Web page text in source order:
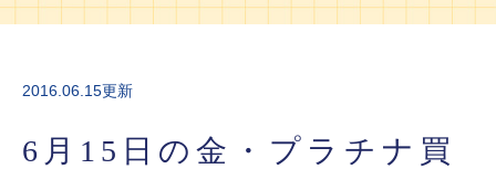
2016.06.15更新
6月15日の金・プラチナ買